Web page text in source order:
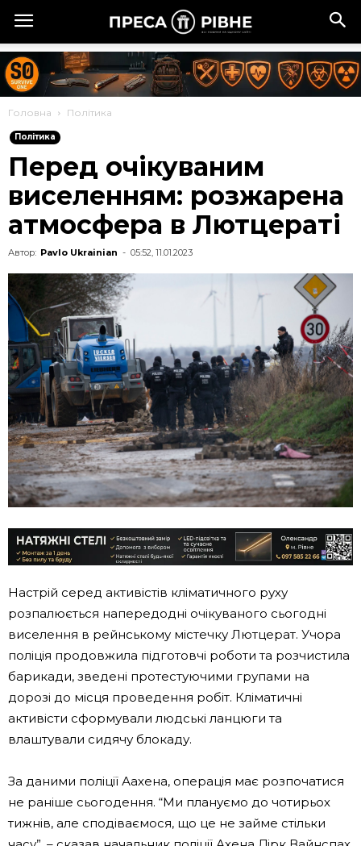
Головна Політика
Політика
Перед очікуваним
виселенням: розжарена
атмосфера в Лютцераті
Автор: Pavlo Ukrainian - 05:52, 11.01.2023
Настрій серед активістів кліматичного руху
розпалюється напередодні очікуваного сьогодні
виселення в рейнському містечку Лютцерат. Учора
поліція продовжила підготовчі роботи та розчистила
барикади, зведені протестуючими групами на
дорозі до місця проведення робіт. Кліматичні
активісти сформували людські ланцюги та
влаштували сидячу блокаду.
За даними поліції Аахена, операція має розпочатися
не раніше сьогодення. “Ми плануємо до чотирьох
тижнів, але сподіваємося, що це не займе стільки